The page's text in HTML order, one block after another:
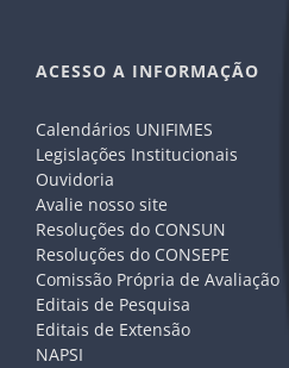
ACESSO A INFORMAÇÃO
Calendários UNIFIMES
Legislações Institucionais
Ouvidoria
Avalie nosso site
Resoluções do CONSUN
Resoluções do CONSEPE
Comissão Própria de Avaliação
Editais de Pesquisa
Editais de Extensão
NAPSI